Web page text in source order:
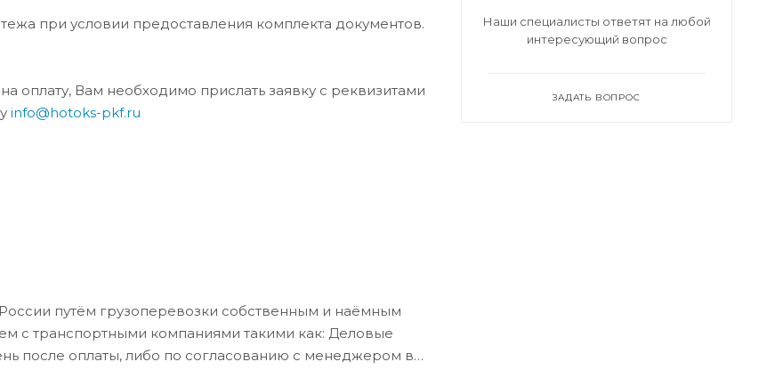
при условии предоставления комплекта документов.
Вам необходимо прислать заявку с реквизитами
info@hotoks-pkf.ru
путём грузоперевозки собственным и наёмным
с транспортными компаниями такими как: Деловые
после оплаты, либо по согласованию с менеджером в
Наши специалисты ответят на любой
интересующий вопрос
ЗАДАТЬ ВОПРОС